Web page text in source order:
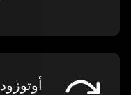
أوتوزود